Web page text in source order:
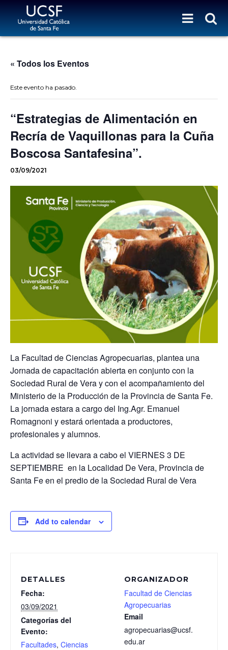
« Todos los Eventos
Este evento ha pasado.
“Estrategias de Alimentación en
Recría de Vaquillonas para la Cuña
Boscosa Santafesina”.
03/09/2021
La Facultad de Ciencias Agropecuarias, plantea una
Jornada de capacitación abierta en conjunto con la
Sociedad Rural de Vera y con el acompañamiento del
Ministerio de la Producción de la Provincia de Santa Fe.
La jornada estara a cargo del Ing.Agr. Emanuel
Romagnoni y estará orientada a productores,
profesionales y alumnos.
La actividad se llevara a cabo el VIERNES 3 DE
SEPTIEMBRE en la Localidad De Vera, Provincia de
Santa Fe en el predio de la Sociedad Rural de Vera
Add to calendar
DETALLES
Fecha:
03/09/2021
Categorías del
Evento:
Facultades, Ciencias
ORGANIZADOR
Facultad de Ciencias
Agropecuarias
Email
agropecuarias@ucsf.
edu.ar